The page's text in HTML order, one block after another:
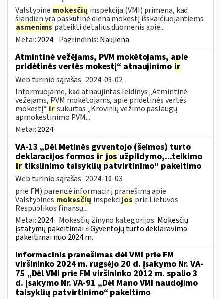
Valstybinė mokesčių inspekcija (VMI) primena, kad
šiandien yra paskutinė diena mokestį išskaičiuojantiems
asmenims pateikti detalius duomenis apie...
Metai: 2024 Pagrindinis: Naujiena
Atmintinė vežėjams, PVM mokėtojams, apie
pridėtinės vertės mokestį“ atnaujinimo ir
Web turinio sąrašas 2024-09-02
Informuojame, kad atnaujintas leidinys „Atmintinė
vežėjams, PVM mokėtojams, apie pridėtinės vertės
mokestį“ irsukurtas „Krovinių vežimo paslaugų
apmokestinimo PVM...
Metai: 2024
VA-13 „Dėl Metinės gyventojo (šeimos) turto
deklaracijos formos ir jos užpildymo,...teikimo
ir tikslinimo taisyklių patvirtinimo“ pakeitimo
Web turinio sąrašas 2024-10-03
prie FM) parengė informacinį pranešimą apie
Valstybinės mokesčių inspekcijos prie Lietuvos
Respublikos finansų...
Metai: 2024 Mokesčių žinyno kategorijos: Mokesčių
įstatymų pakeitimai » Gyventojų turto deklaravimo
pakeitimai nuo 2024 m.
Informacinis pranešimas dėl VMI prie FM
viršininko 2024 m. rugsėjo 20 d. įsakymo Nr. VA-
75 „Dėl VMI prie FM viršininko 2012 m. spalio 3
d. įsakymo Nr. VA-91 „Dėl Mano VMI naudojimo
taisyklių patvirtinimo“ pakeitimo